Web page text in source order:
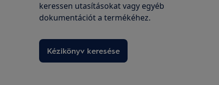
keressen utasításokat vagy egyéb
dokumentációt a termékéhez.
Kézikönyv keresése